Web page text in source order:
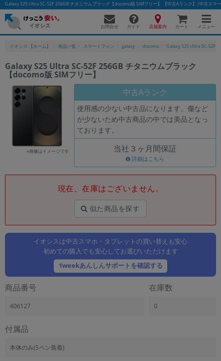
Galaxy S25 Ultra SC-52F 256GB チタニウムブラック【docomo版 SIMフリー】 【中古Aランク】|中古スマ
お問合せ ガイド 店舗案内 カート メニュー
イオシス 【ホーム】 商品一覧 スマートフォン galaxy docomo Galaxy S25 Ultra SC-52F
Galaxy S25 Ultra SC-52F 256GB チタニウムブラック
【docomo版 SIMフリー】
※画像はイメージです
中古Aランク
使用感の少ない中古品になります。傷など
が少ないため中古商品の中では美品となっ
ております。
当社３ヶ月間保証
詳細はこちら
現在、在庫はございません。
似た商品を探す
イオシスは中古スマホ・タブレットの買い替えも安心
初めての購入でも安心してお選びいただけます
1weekあんしんサポートを確認する
商品番号
406127
在庫数
0
付属品
本体のみ(Sペン装着)
かんたんパソコン検索に切り替える
除外ワード
人気の検索ワード： Let's note
「スマートフォン」「タブレット」など
メーカー
製造、販売メーカーの絞り込み
機能・特徴
商品の搭載機能による絞り込み
商品状態の絞り込み